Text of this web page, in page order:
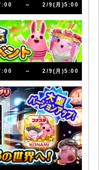
～ 2/9(月)5:00
～ 2/9(月)5:00